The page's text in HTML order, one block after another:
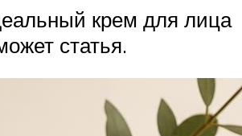
крем для лица
статья.